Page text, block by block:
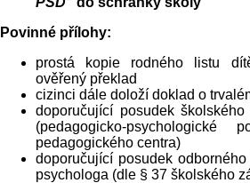
Povinné přílohy:
prostá kopie rodného listu
ověřený překlad
cizinci dále doloží doklad o
doporučující posudek
(pedagogicko-
pedagogického centra)
doporučující posudek
psychologa (dle § 37 školského